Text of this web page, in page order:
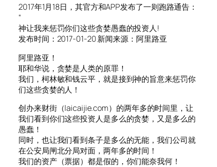
2017年1月18日，其官方和APP发布了一则跑路通告：
“
神让我来惩罚你们这些贪婪愚蠢的投资人!
发布时间：2017-01-20 新闻来源：阿里路亚
阿里路亚！
耶和华说，贪婪是人类的原罪！
我们，柯林敏和钱云平，就是接到神的旨意来惩罚你
们这些贪婪的人！
创办来财街（laicaijie.com）的两年多的时间里，让
我们看到你们这些投资人是多么的贪婪，又是多么的
愚蠢！
同时，也让我们看到条子是多么的无能，我们公司就
在公安局闸北分局对面，两年多的时间！
我们的资产（票据）都是假的，你们能奈我何！